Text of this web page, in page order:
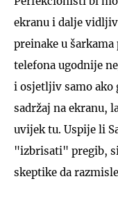
ekranu i dalje
preinake u
telefona ugodnije
i osjetljiv samo ako
sadržaj na ekranu,
uvijek tu. Uspije li
"izbrisati" pregib,
skeptike da